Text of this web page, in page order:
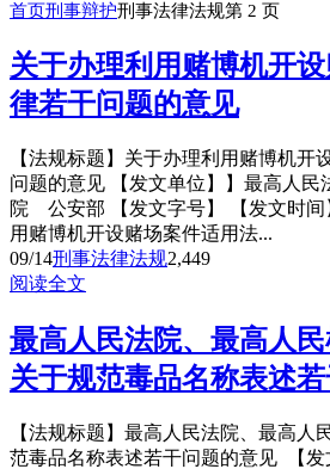
首页刑事辩护刑事法律法规第 2 页
关于办理利用赌博机开
律若干问题的意见
【法规标题】关于办理利用赌博机开
问题的意见 【发文单位】】最高人
院 公安部 【发文字号】 【发文时间
用赌博机开设赌场案件适用法...
09/14刑事法律法规2,449
阅读全文
最高人民法院、最高人
关于规范毒品名称表述
【法规标题】最高人民法院、最高人
范毒品名称表述若干问题的意见 【